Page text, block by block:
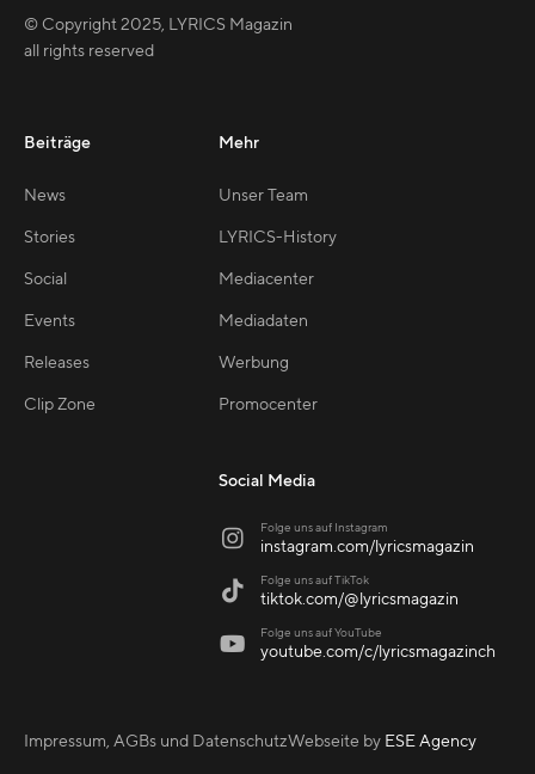
© Copyright2025, LYRICS Magazin
all rights reserved
Beiträge
News
Stories
Social
Events
Releases
Clip Zone
Mehr
Unser Team
LYRICS-History
Mediacenter
Mediadaten
Werbung
Promocenter
Social Media
 Folge uns auf Instagram
instagram.com/lyricsmagazin
 Folge uns auf TikTok
tiktok.com/@lyricsmagazin
 Folge uns auf YouTube
youtube.com/c/lyricsmagazinch
Impressum, AGBs und DatenschutzWebseite by ESE Agency